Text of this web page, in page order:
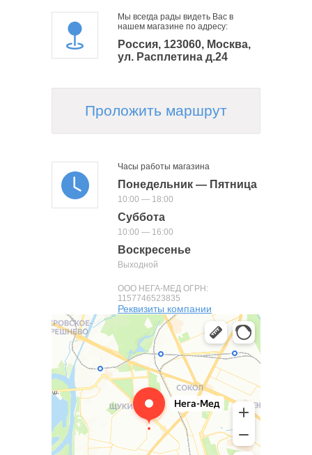
Мы всегда рады видеть Вас в
нашем магазине по адресу:
Россия, 123060, Москва,
ул. Расплетина д.24
Проложить маршрут
Часы работы магазина
Понедельник — Пятница
10:00 — 18:00
Суббота
10:00 — 16:00
Воскресенье
Выходной
ООО НЕГА-МЕД ОГРН:
1157746523835
Реквизиты компании